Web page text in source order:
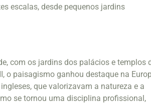
escalas, desde pequenos jardins
com os jardins dos palácios e templos
o paisagismo ganhou destaque na
que valorizavam a natureza e a
se tornou uma disciplina profissional,